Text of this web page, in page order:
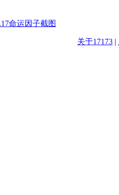
命运因子截图
关于17173 |